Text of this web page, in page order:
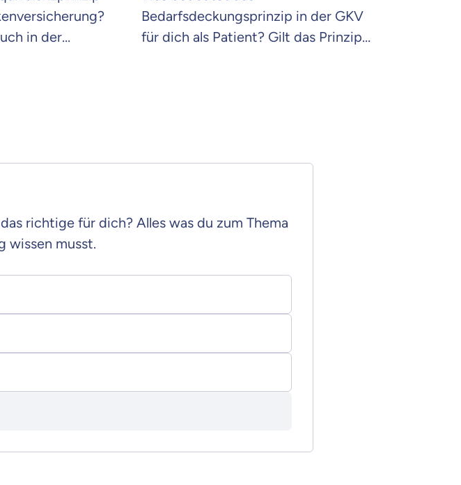
in der
Bedarfsdeckungsprinzip in der GKV
für dich als Patient? Gilt das Prinzip
richtige für dich? Alles was du zum Thema
wissen musst.